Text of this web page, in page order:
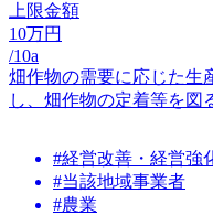
上限金額
10万円
/10a
畑作物の需要に応じた生
し、畑作物の定着等を図
#経営改善・経営強
#当該地域事業者
#農業